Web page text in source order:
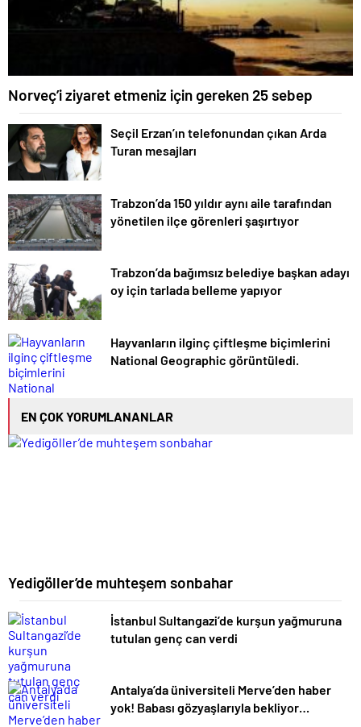
Norveç’i ziyaret etmeniz için gereken 25 sebep
Seçil Erzan’ın telefonundan çıkan Arda
Turan mesajları
Trabzon’da 150 yıldır aynı aile tarafından
yönetilen ilçe görenleri şaşırtıyor
Trabzon’da bağımsız belediye başkan adayı
oy için tarlada belleme yapıyor
Hayvanların ilginç çiftleşme biçimlerini
National Geographic görüntüledi.
EN ÇOK YORUMLANANLAR
Yedigöller’de muhteşem sonbahar
İstanbul Sultangazi’de kurşun yağmuruna
tutulan genç can verdi
Antalya’da üniversiteli Merve’den haber
yok! Babası gözyaşlarıyla bekliyor…